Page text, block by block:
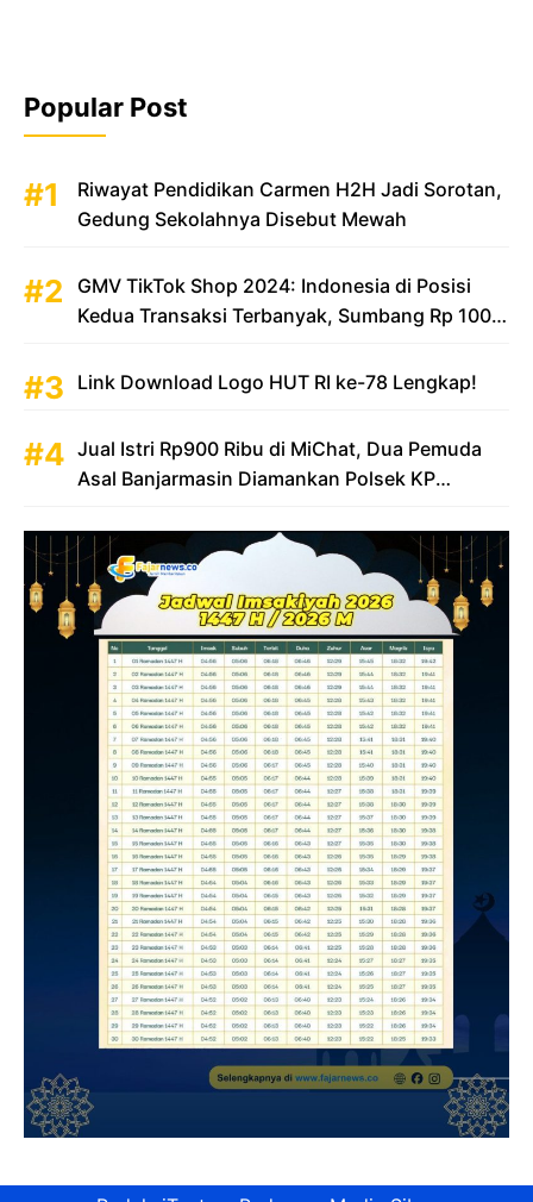
Popular Post
Riwayat Pendidikan Carmen H2H Jadi Sorotan,
Gedung Sekolahnya Disebut Mewah
GMV TikTok Shop 2024: Indonesia di Posisi
Kedua Transaksi Terbanyak, Sumbang Rp 100
Link Download Logo HUT RI ke-78 Lengkap!
Jual Istri Rp900 Ribu di MiChat, Dua Pemuda
Asal Banjarmasin Diamankan Polsek KP